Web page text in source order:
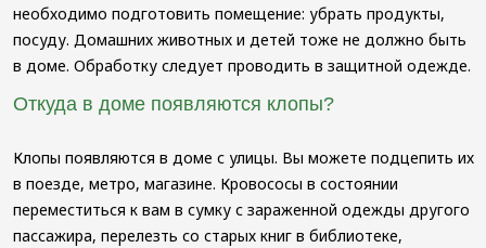
необходимо подготовить помещение: убрать продукты,
посуду. Домашних животных и детей тоже не должно быть
в доме. Обработку следует проводить в защитной одежде.
Откуда в доме появляются клопы?
Клопы появляются в доме с улицы. Вы можете подцепить их
в поезде, метро, магазине. Кровососы в состоянии
переместиться к вам в сумку с зараженной одежды другого
пассажира, перелезть со старых книг в библиотеке,